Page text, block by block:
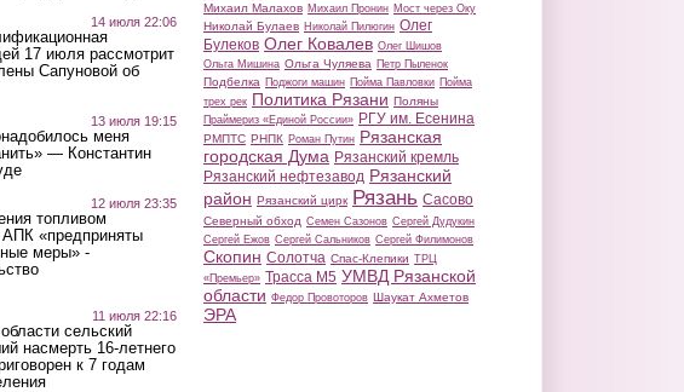
14 июля 22:06
17 июля рассмотрит
Сапуновой об
13 июля 19:15
меня
— Константин
12 июля 23:35
топливом
АПК «предприняты
меры» -
11 июля 22:16
сельский
насмерть 16-летнего
к 7 годам
Михаил Малахов Михаил Пронин Мост через Оку
Николай Булаев Николай Пилюгин Олег
Булеков Олег Ковалев Олег Шишов
Ольга Мишина Ольга Чуляева Петр Пыленок
Подбелка Поджоги машин Пойма Павловки Пойма
трех рек Политика Рязани Поляны
Праймериз «Единой России» РГУ им. Есенина
РМПТС РНПК Роман Путин Рязанская
городская Дума Рязанский кремль
Рязанский нефтезавод Рязанский
район Рязанский цирк Рязань Сасово
Северный обход Семен Сазонов Сергей Дудукин
Сергей Ежов Сергей Сальников Сергей Филимонов
Скопин Солотча Спас-Клепики ТРЦ
«Премьер» Трасса М5 УМВД Рязанской
области Федор Провоторов Шаукат Ахметов
ЭРА